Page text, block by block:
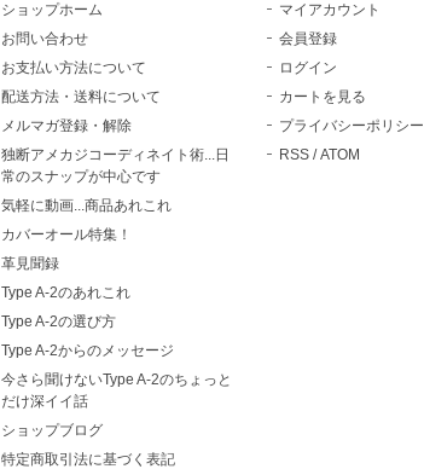
ショップホーム
お問い合わせ
お支払い方法について
配送方法・送料について
メルマガ登録・解除
独断アメカジコーディネイト術...日
常のスナップが中心です
気軽に動画...商品あれこれ
カバーオール特集！
革見聞録
Type A-2のあれこれ
Type A-2の選び方
Type A-2からのメッセージ
今さら聞けないType A-2のちょっと
だけ深イイ話
ショップブログ
特定商取引法に基づく表記
マイアカウント
会員登録
ログイン
カートを見る
プライバシーポリシー
RSS /ATOM